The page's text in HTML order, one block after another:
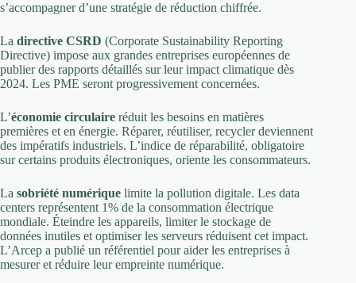
s’accompagner d’une stratégie de réduction chiffrée.
La directive CSRD (Corporate Sustainability Reporting
Directive) impose aux grandes entreprises européennes de
publier des rapports détaillés sur leur impact climatique dès
2024. Les PME seront progressivement concernées.
L’économie circulaire réduit les besoins en matières
premières et en énergie. Réparer, réutiliser, recycler deviennent
des impératifs industriels. L’indice de réparabilité, obligatoire
sur certains produits électroniques, oriente les consommateurs.
La sobriété numérique limite la pollution digitale. Les data
centers représentent 1% de la consommation électrique
mondiale. Éteindre les appareils, limiter le stockage de
données inutiles et optimiser les serveurs réduisent cet impact.
L’Arcep a publié un référentiel pour aider les entreprises à
mesurer et réduire leur empreinte numérique.